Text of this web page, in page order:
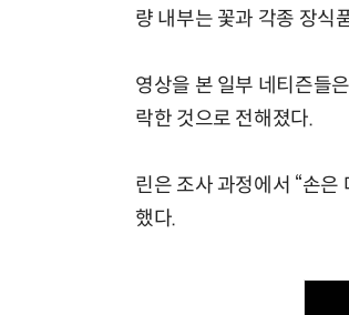
량 내부는 꽃과 각종 장식
영상을 본 일부 네티즌들
락한 것으로 전해졌다.
린은 조사 과정에서 “손
했다.